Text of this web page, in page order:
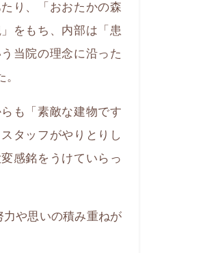
り、「おおたかの森
をもち、内部は「患
当院の理念に沿った
も「素敵な建物です
タッフがやりとりし
感銘をうけていらっ
や思いの積み重ねが